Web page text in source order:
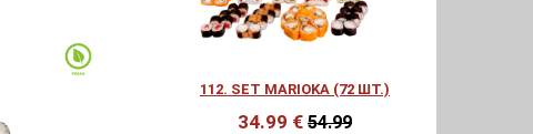
112. SET MARIOKA (72 ШТ.)
34.99 € 54.99